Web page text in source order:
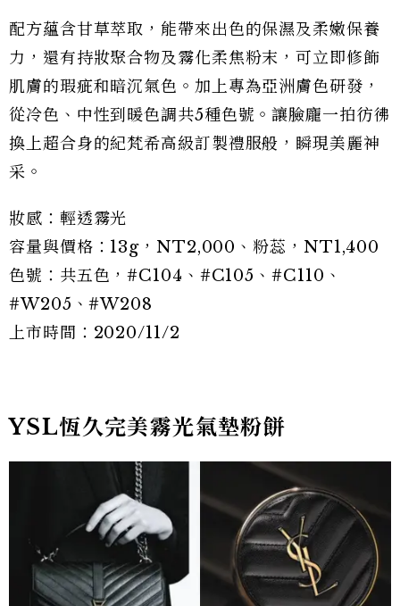
配方蘊含甘草萃取，能帶來出色的保濕及柔嫩保養
力，還有持妝聚合物及霧化柔焦粉末，可立即修飾
肌膚的瑕疵和暗沉氣色。加上專為亞洲膚色研發，
從冷色、中性到暖色調共5種色號。讓臉龐一拍彷彿
換上超合身的紀梵希高級訂製禮服般，瞬現美麗神
采。
妝感：輕透霧光
容量與價格：13g，NT2,000、粉蕊，NT1,400
色號：共五色，#C104、#C105、#C110、
#W205、#W208
上市時間：2020/11/2
YSL恆久完美霧光氣墊粉餅